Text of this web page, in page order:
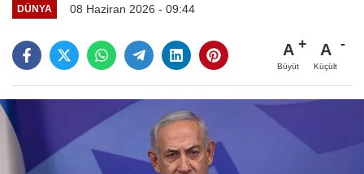
DÜNYA 08 Haziran 2026 - 09:44
A
Büyüt
A
Küçült